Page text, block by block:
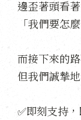
邊歪著頭看
「我們要怎
而接下來的
但我們誠摯
✅即刻支持